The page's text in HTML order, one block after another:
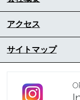
アクセス
サイトマップ